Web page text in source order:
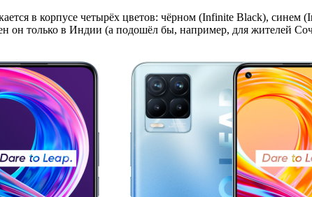
в корпусе четырёх цветов: чёрном (Infinite Black),
он только в Индии (а подошёл бы, например, для жителей